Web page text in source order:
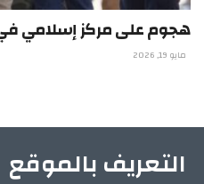
هجوم على مركز إسلامي في
مايو 19, 2026
التعريف بالموقع